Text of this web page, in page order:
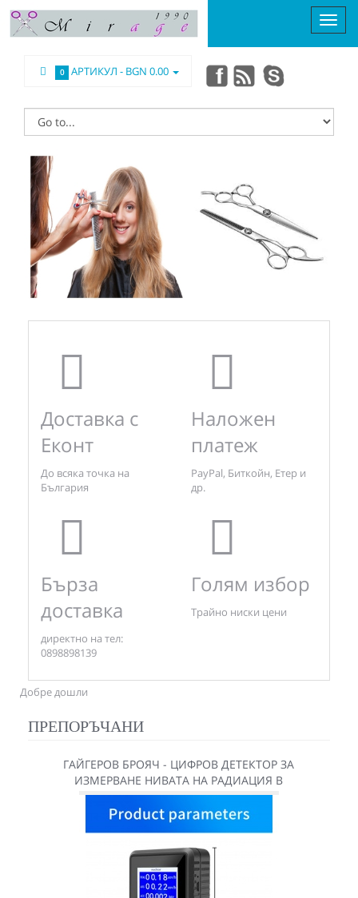
0 АРТИКУЛ - BGN 0.00
Доставка с
Еконт
До всяка точка на
България
Наложен
платеж
PayPal, Биткойн, Етер и
др.
Бърза
доставка
директно на тел:
0898898139
Голям избор
Трайно ниски цени
Добре дошли
ПРЕПОРЪЧАНИ
ГАЙГЕРОВ БРОЯЧ - ЦИФРОВ ДЕТЕКТОР ЗА
ИЗМЕРВАНЕ НИВАТА НА РАДИАЦИЯ В
МИКРОСИВЕРТ